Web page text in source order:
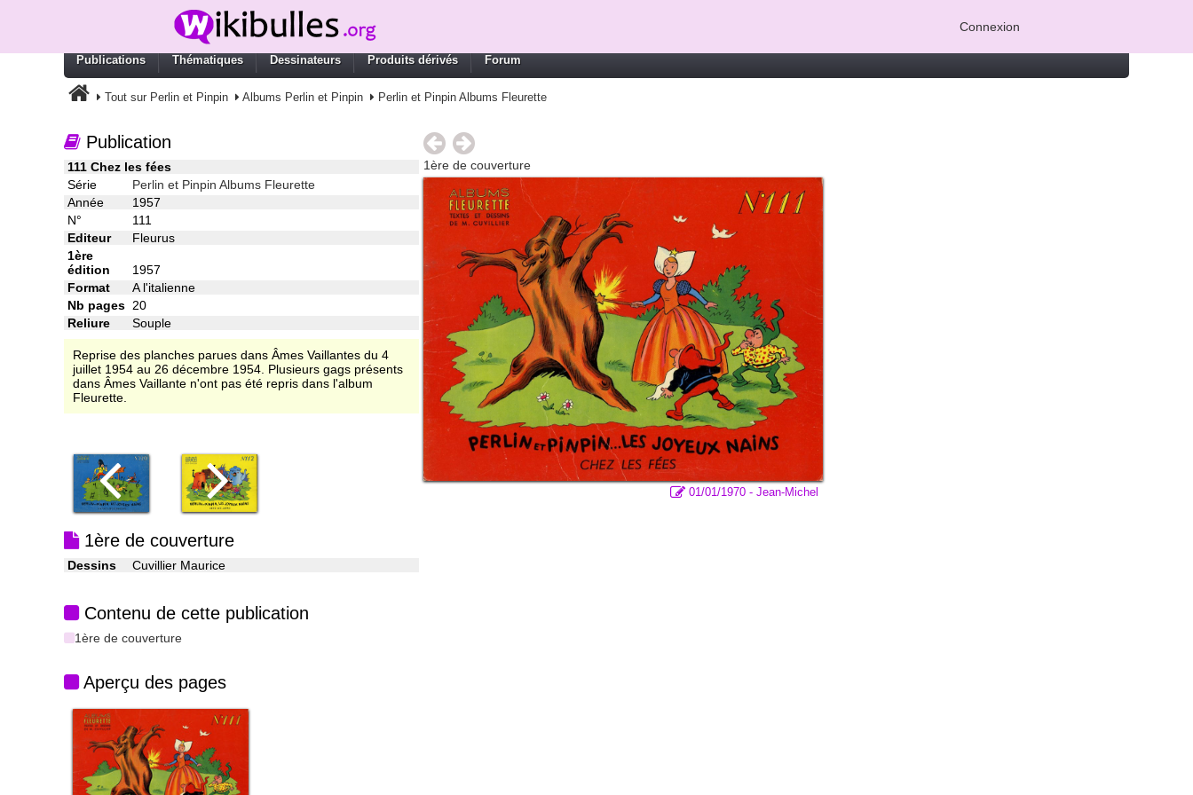
Connexion
Publications Thématiques Dessinateurs Produits dérivés Forum
Tout sur Perlin et Pinpin Albums Perlin et Pinpin Perlin et Pinpin Albums Fleurette
Publication
111 Chez les fées
Série
Perlin et Pinpin Albums Fleurette
Année
1957
N°
111
Editeur
Fleurus
1ère
édition
1957
Format
A l'italienne
Nb pages 20
Reliure
Souple
Reprise des planches parues dans Âmes Vaillantes du 4
juillet 1954 au 26 décembre 1954. Plusieurs gags présents
dans Âmes Vaillante n'ont pas été repris dans l'album
Fleurette.
1ère de couverture
Dessins Cuvillier Maurice
1ère de couverture
01/01/1970 - Jean-Michel
Contenu de cette publication
1ère de couverture
Aperçu des pages